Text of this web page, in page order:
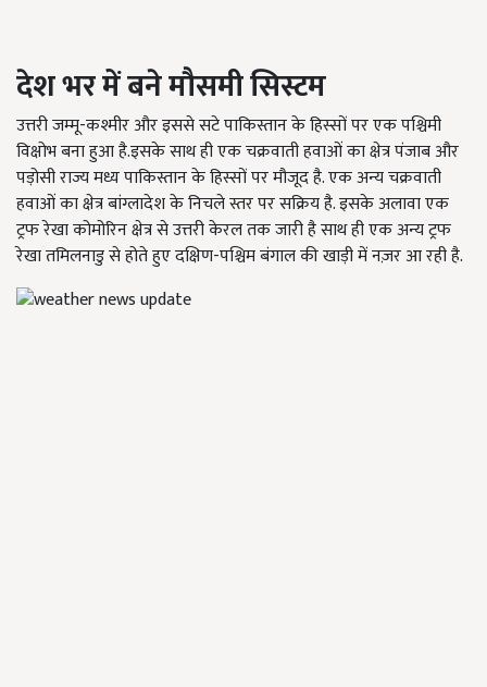
देश भर में बने मौसमी सिस्टम
उत्तरी जम्मू-कश्मीर और इससे सटे पाकिस्तान के हिस्सों पर एक पश्चिमी
विक्षोभ बना हुआ है.इसके साथ ही एक चक्रवाती हवाओं का क्षेत्र पंजाब और
पड़ोसी राज्य मध्य पाकिस्तान के हिस्सों पर मौजूद है. एक अन्य चक्रवाती
हवाओं का क्षेत्र बांग्लादेश के निचले स्तर पर सक्रिय है. इसके अलावा एक
ट्रफ रेखा कोमोरिन क्षेत्र से उत्तरी केरल तक जारी है साथ ही एक अन्य ट्रफ
रेखा तमिलनाडु से होते हुए दक्षिण-पश्चिम बंगाल की खाड़ी में नज़र आ रही है.